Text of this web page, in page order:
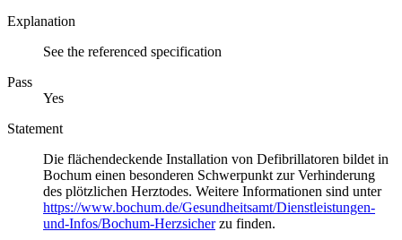
Explanation
See the referenced specification
Pass
Yes
Statement
Die flächendeckende Installation von Defibrillatoren bildet in
Bochum einen besonderen Schwerpunkt zur Verhinderung
des plötzlichen Herztodes. Weitere Informationen sind unter
https://www.bochum.de/Gesundheitsamt/Dienstleistungen-
und-Infos/Bochum-Herzsicherzu finden.